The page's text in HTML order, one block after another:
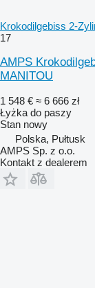
Krokodilgebiss 2-
17
AMPS
MANITOU
1 548 € ≈ 6 666 zł
Łyżka do paszy
Stan nowy
Polska, Pułtusk
AMPS Sp. z o.o.
Kontakt z dealerem